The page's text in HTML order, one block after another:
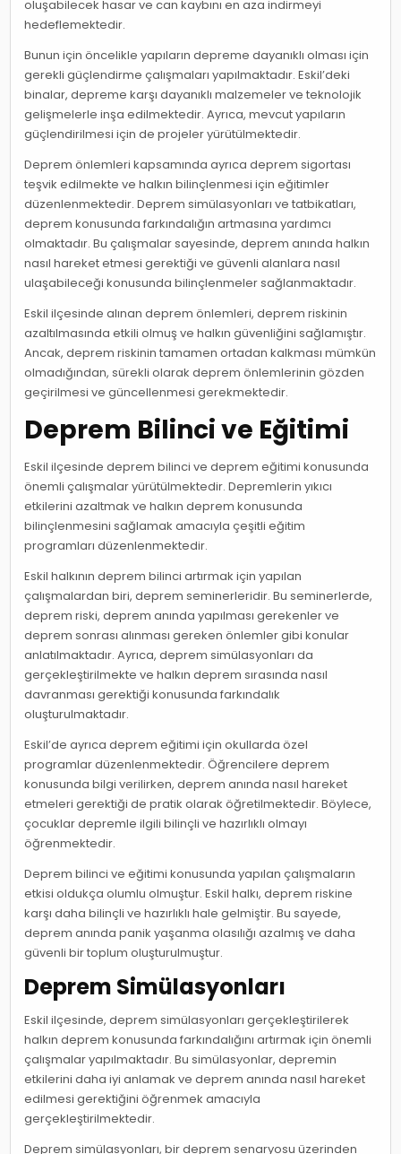
oluşabilecek hasar ve can kaybını en aza indirmeyi
hedeflemektedir.
Bunun için öncelikle yapıların depreme dayanıklı olması için
gerekli güçlendirme çalışmaları yapılmaktadır. Eskil’deki
binalar, depreme karşı dayanıklı malzemeler ve teknolojik
gelişmelerle inşa edilmektedir. Ayrıca, mevcut yapıların
güçlendirilmesi için de projeler yürütülmektedir.
Deprem önlemleri kapsamında ayrıca deprem sigortası
teşvik edilmekte ve halkın bilinçlenmesi için eğitimler
düzenlenmektedir. Deprem simülasyonları ve tatbikatları,
deprem konusunda farkındalığın artmasına yardımcı
olmaktadır. Bu çalışmalar sayesinde, deprem anında halkın
nasıl hareket etmesi gerektiği ve güvenli alanlara nasıl
ulaşabileceği konusunda bilinçlenmeler sağlanmaktadır.
Eskil ilçesinde alınan deprem önlemleri, deprem riskinin
azaltılmasında etkili olmuş ve halkın güvenliğini sağlamıştır.
Ancak, deprem riskinin tamamen ortadan kalkması mümkün
olmadığından, sürekli olarak deprem önlemlerinin gözden
geçirilmesi ve güncellenmesi gerekmektedir.
Deprem Bilinci ve Eğitimi
Eskil ilçesinde deprem bilinci ve deprem eğitimi konusunda
önemli çalışmalar yürütülmektedir. Depremlerin yıkıcı
etkilerini azaltmak ve halkın deprem konusunda
bilinçlenmesini sağlamak amacıyla çeşitli eğitim
programları düzenlenmektedir.
Eskil halkının deprem bilinci artırmak için yapılan
çalışmalardan biri, deprem seminerleridir. Bu seminerlerde,
deprem riski, deprem anında yapılması gerekenler ve
deprem sonrası alınması gereken önlemler gibi konular
anlatılmaktadır. Ayrıca, deprem simülasyonları da
gerçekleştirilmekte ve halkın deprem sırasında nasıl
davranması gerektiği konusunda farkındalık
oluşturulmaktadır.
Eskil’de ayrıca deprem eğitimi için okullarda özel
programlar düzenlenmektedir. Öğrencilere deprem
konusunda bilgi verilirken, deprem anında nasıl hareket
etmeleri gerektiği de pratik olarak öğretilmektedir. Böylece,
çocuklar depremle ilgili bilinçli ve hazırlıklı olmayı
öğrenmektedir.
Deprem bilinci ve eğitimi konusunda yapılan çalışmaların
etkisi oldukça olumlu olmuştur. Eskil halkı, deprem riskine
karşı daha bilinçli ve hazırlıklı hale gelmiştir. Bu sayede,
deprem anında panik yaşanma olasılığı azalmış ve daha
güvenli bir toplum oluşturulmuştur.
Deprem Simülasyonları
Eskil ilçesinde, deprem simülasyonları gerçekleştirilerek
halkın deprem konusunda farkındalığını artırmak için önemli
çalışmalar yapılmaktadır. Bu simülasyonlar, depremin
etkilerini daha iyi anlamak ve deprem anında nasıl hareket
edilmesi gerektiğini öğrenmek amacıyla
gerçekleştirilmektedir.
Deprem simülasyonları, bir deprem senaryosu üzerinden